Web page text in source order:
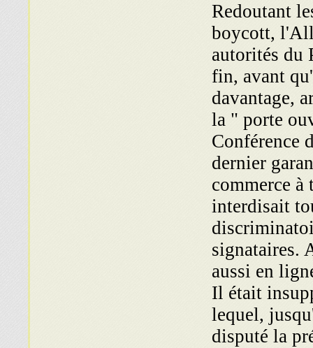
Redoutant
boycott,
autorités du
fin, avant
davantage,
la " porte
Conférence
dernier
commerce à
interdisait
signataires.
aussi en
Il était
lequel,
disputé la